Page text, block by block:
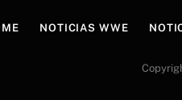
NOTICIAS WWE